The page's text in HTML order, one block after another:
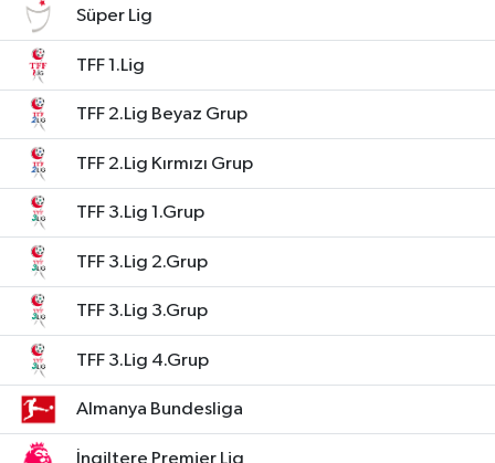
Süper Lig
TFF 1.Lig
TFF 2.Lig Beyaz Grup
TFF 2.Lig Kırmızı Grup
TFF 3.Lig 1.Grup
TFF 3.Lig 2.Grup
TFF 3.Lig 3.Grup
TFF 3.Lig 4.Grup
Almanya Bundesliga
İngiltere Premier Lig